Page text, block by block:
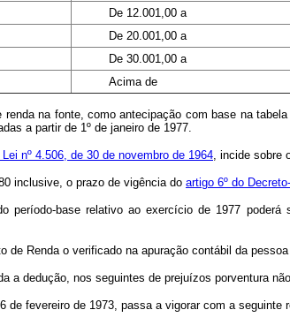
De 12.001,00 a
De 20.001,00 a
De 30.001,00 a
Acima de
na fonte, como antecipação com base na
a partir de 1º de janeiro de 1977.
nº 4.506, de 30 de novembro de 1964, incide sobre
inclusive, o prazo de vigência do artigo 6º do
base relativo ao exercício de 1977
de Renda o verificado na apuração contábil da
a dedução, nos seguintes de prejuízos porventura
de fevereiro de 1973, passa a vigorar com a